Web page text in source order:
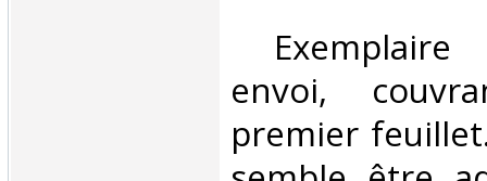
envoi,
premier